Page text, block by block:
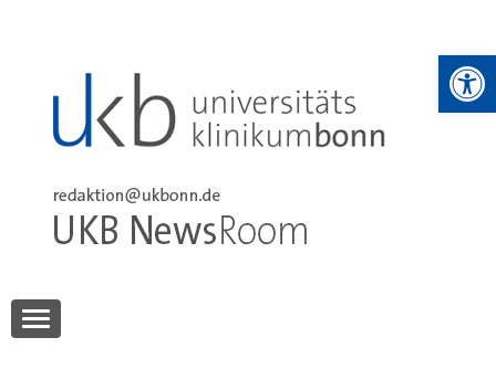
UKB NewsRoom